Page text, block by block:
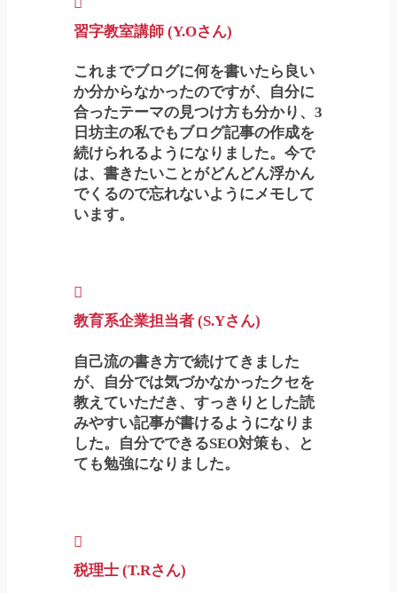
習字教室講師 (Y.Oさん)
これまでブログに何を書いたら良い
か分からなかったのですが、自分に
合ったテーマの見つけ方も分かり、3
日坊主の私でもブログ記事の作成を
続けられるようになりました。今で
は、書きたいことがどんどん浮かん
でくるので忘れないようにメモして
います。
教育系企業担当者 (S.Yさん)
自己流の書き方で続けてきました
が、自分では気づかなかったクセを
教えていただき、すっきりとした読
みやすい記事が書けるようになりま
した。自分でできるSEO対策も、と
ても勉強になりました。
税理士 (T.Rさん)